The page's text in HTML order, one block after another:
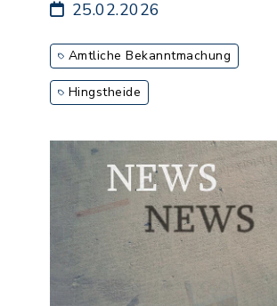
25.02.2026
Amtliche Bekanntmachung
Hingstheide